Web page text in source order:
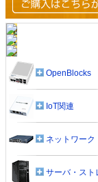
OpenBlocks
IoT関連
ネットワーク
サーバ・スト